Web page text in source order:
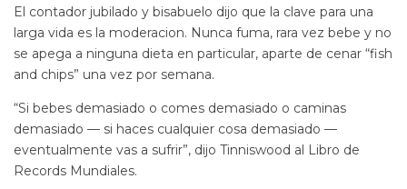
El contador jubilado y bisabuelo dijo que la clave para una
larga vida es la moderacion. Nunca fuma, rara vez bebe y no
se apega a ninguna dieta en particular, aparte de cenar “fish
and chips” una vez por semana.
“Si bebes demasiado o comes demasiado o caminas
demasiado — si haces cualquier cosa demasiado —
eventualmente vas a sufrir”, dijo Tinniswood al Libro de
Records Mundiales.